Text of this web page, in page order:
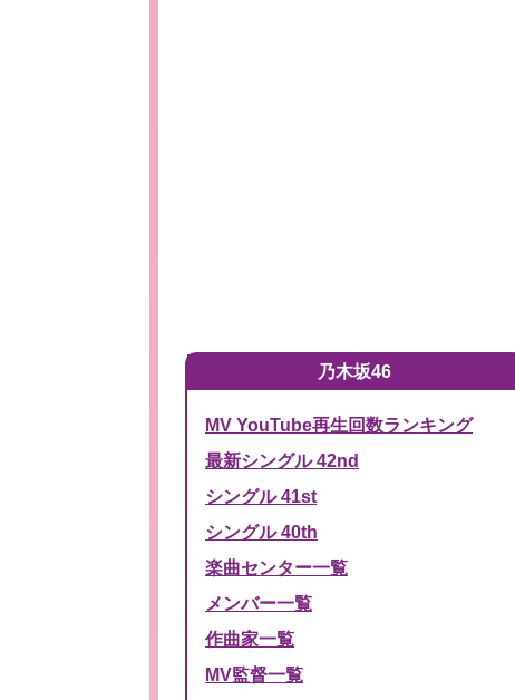
乃木坂46
MV YouTube再生回数ランキング
最新シングル 42nd
シングル 41st
シングル 40th
楽曲センター一覧
メンバー一覧
作曲家一覧
MV監督一覧